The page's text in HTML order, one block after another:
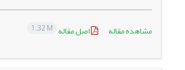
مشاهده مقاله اصل مقاله 1.32 M